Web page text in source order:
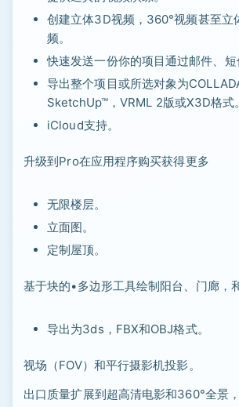
创建立体3D视频，360°视频甚至立
频。
快速发送一份你的项目通过邮件、短
导出整个项目或所选对象为
SketchUp™，VRML 2版或X3D格式。
iCloud支持。
升级到Pro在应用程序购买获得更多
无限楼层。
立面图。
定制屋顶。
基于块的•多边形工具绘制阳台、门廊，
导出为3ds，FBX和OBJ格式。
视场（FOV）和平行摄影机投影。
出口质量扩展到超高清电影和360°全景